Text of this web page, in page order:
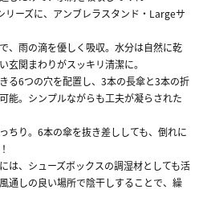
リーズに、アンブレラスタンド・Largeサ
、雨の滴を優しく吸収。水分は自然に乾
玄関まわりがスッキリ清潔に。
る6つの穴を配置し、3本の長傘と3本の折
能。シンプルながらも工夫が凝らされた
ちり。6本の傘を抜き差ししても、倒れに
は、シューズボックスの調湿材としても活
通しの良い場所で陰干しすることで、繰